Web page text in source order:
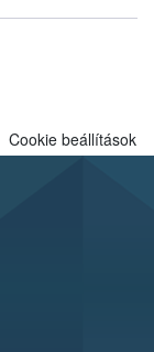
jártas szakértőt.
Cookie beállítások